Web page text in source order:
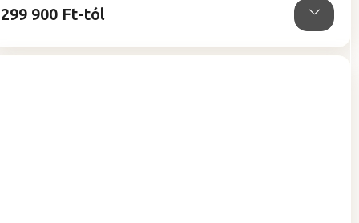
299 900 Ft-tól